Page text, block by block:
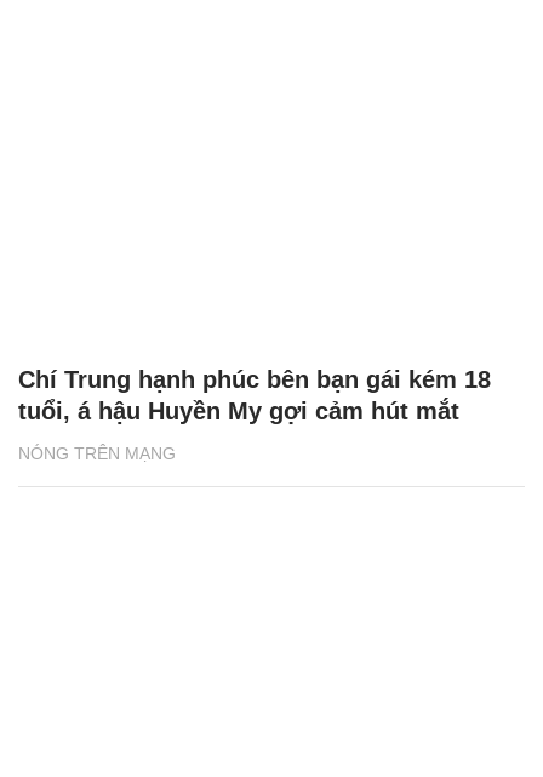
NÓNG TRÊN MẠNG
Chí Trung hạnh phúc bên bạn gái kém 18
tuổi, á hậu Huyền My gợi cảm hút mắt